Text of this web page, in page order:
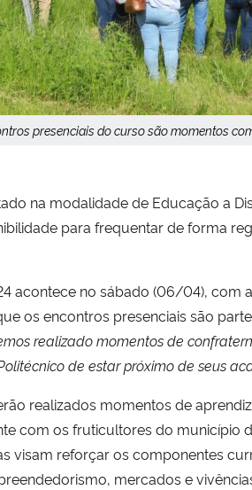
presenciais do curso são momentos
na modalidade de Educação a
para frequentar de forma
acontece no sábado (06/04),
os encontros presenciais são
realizado momentos de
de estar próximo de seus
realizados momentos de
com os fruticultores do município
visam reforçar os componentes
mercados e